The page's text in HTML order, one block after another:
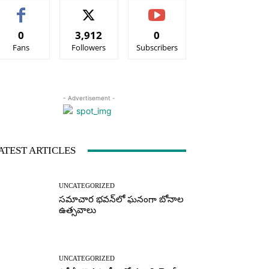
0
Fans
3,912
Followers
0
Subscribers
- Advertisement -
ARTICLES
UNCATEGORIZED
సమాచార భవన్‌లో ఘనంగా బోనాల
ఉత్సవాలు
UNCATEGORIZED